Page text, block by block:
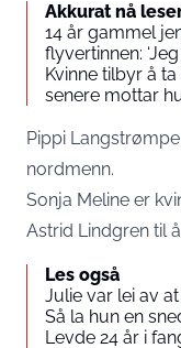
Akkurat nå
14 år gammel
flyvertinnen:
Kvinne tilbyr å
senere mottar
Pippi
nordmenn.
Sonja Meline er
Astrid Lindgren til
Les også
Julie var lei av
Så la hun en
Levde 24 år i